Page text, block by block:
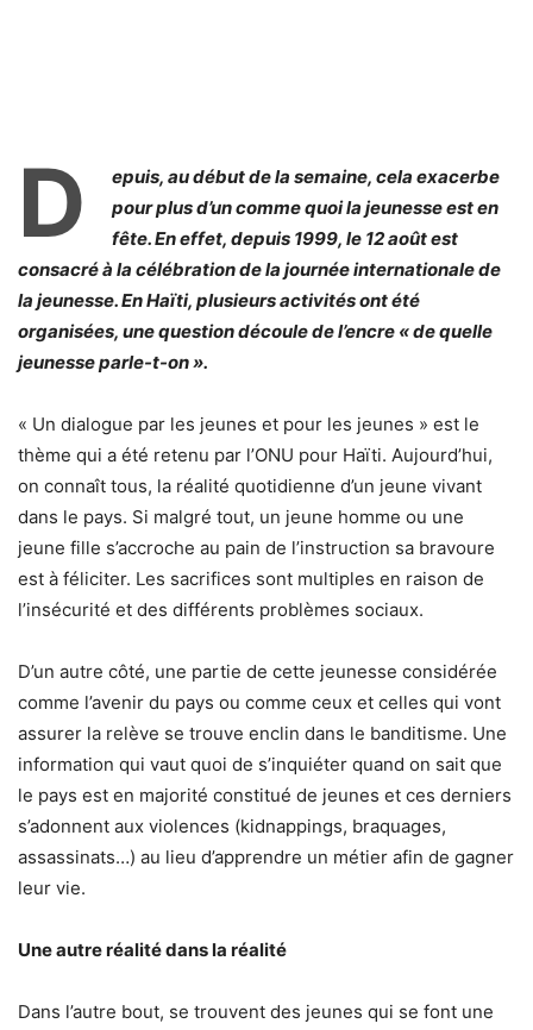
D
epuis, au début de la semaine, cela exacerbe
pour plus d’un comme quoi la jeunesse est en
fête. En effet, depuis 1999, le 12 août est
consacré à la célébration de la journée internationale de
la jeunesse. En Haïti, plusieurs activités ont été
organisées, une question découle de l’encre « de quelle
jeunesse parle-t-on ».
« Un dialogue par les jeunes et pour les jeunes » est le
thème qui a été retenu par l’ONU pour Haïti. Aujourd’hui,
on connaît tous, la réalité quotidienne d’un jeune vivant
dans le pays. Si malgré tout, un jeune homme ou une
jeune fille s’accroche au pain de l’instruction sa bravoure
est à féliciter. Les sacrifices sont multiples en raison de
l’insécurité et des différents problèmes sociaux.
D’un autre côté, une partie de cette jeunesse considérée
comme l’avenir du pays ou comme ceux et celles qui vont
assurer la relève se trouve enclin dans le banditisme. Une
information qui vaut quoi de s’inquiéter quand on sait que
le pays est en majorité constitué de jeunes et ces derniers
s’adonnent aux violences (kidnappings, braquages,
assassinats…) au lieu d’apprendre un métier afin de gagner
leur vie.
Une autre réalité dans la réalité
Dans l’autre bout, se trouvent des jeunes qui se font une